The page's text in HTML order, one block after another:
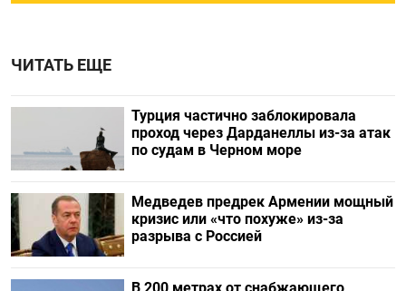
ЧИТАТЬ ЕЩЕ
Турция частично заблокировала
проход через Дарданеллы из-за атак
по судам в Черном море
Медведев предрек Армении мощный
кризис или «что похуже» из-за
разрыва с Россией